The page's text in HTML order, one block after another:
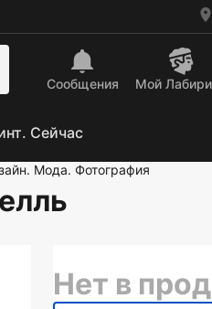
Сообщения Mой
Сейчас
Мода. Фотография
Нет в